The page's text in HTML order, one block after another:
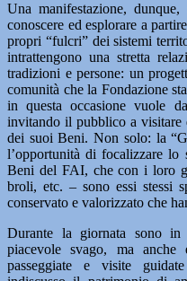
Una manifestazione,
conoscere ed esplorare a
propri “fulcri” dei sistemi
intrattengono una stretta
tradizioni e persone: un
comunità che la Fondazione
in questa occasione vuole
invitando il pubblico a
dei suoi Beni. Non solo: la
l’opportunità di focalizzare lo
Beni del FAI, che con i loro
broli, etc. – sono essi stessi
conservato e valorizzato che
Durante la giornata sono
piacevole svago, ma
passeggiate e visite